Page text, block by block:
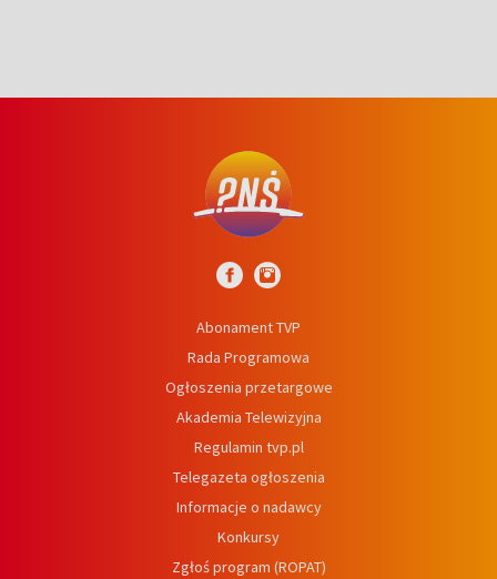
Abonament TVP
Rada Programowa
Ogłoszenia przetargowe
Akademia Telewizyjna
Regulamin tvp.pl
Telegazeta ogłoszenia
Informacje o nadawcy
Konkursy
Zgłoś program (ROPAT)